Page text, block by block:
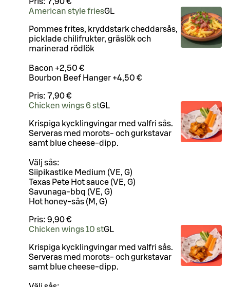
American style friesGL
Pommes frites, kryddstark cheddarsås,
picklade chilifrukter, gräslök och
marinerad rödlök
Bacon +2,50 €
Bourbon Beef Hanger +4,50 €
Pris: 7,90 €
Chicken wings 6 stGL
Krispiga kycklingvingar med valfri sås.
Serveras med morots- och gurkstavar
samt blue cheese-dipp.
Välj sås:
Siipikastike Medium (VE, G)
Texas Pete Hot sauce (VE, G)
Savunaga-bbq (VE, G)
Hot honey-sås (M, G)
Pris: 9,90 €
Chicken wings 10 stGL
Krispiga kycklingvingar med valfri sås.
Serveras med morots- och gurkstavar
samt blue cheese-dipp.